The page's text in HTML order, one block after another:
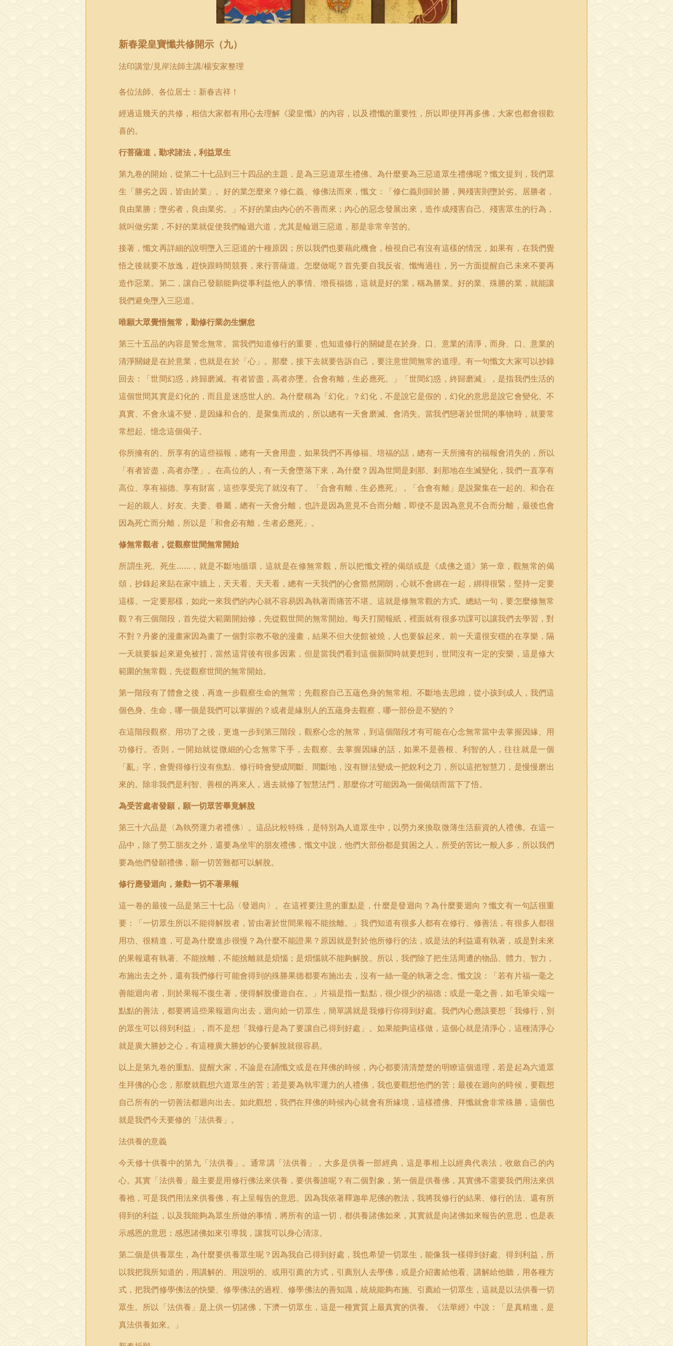
新春梁皇寶懺共修開示（九）
法印講堂/見岸法師主講/楊安家整理
各位法師、各位居士：新春吉祥！
經過這幾天的共修，相信大家都有用心去理解《梁皇懺》的內容，以及禮懺的重要性，所以即使拜再多佛，大家也都會很歡
喜的。
行菩薩道，勤求諸法，利益眾生
第九卷的開始，從第二十七品到三十四品的主題，是為三惡道眾生禮佛。為什麼要為三惡道眾生禮佛呢？懺文提到，我們眾
生「勝劣之因，皆由於業」。好的業怎麼來？修仁義、修佛法而來，懺文：「修仁義則歸於勝，興殘害則墮於劣。居勝者，
良由業勝；墮劣者，良由業劣。」不好的業由內心的不善而來；內心的惡念發展出來，造作成殘害自己、殘害眾生的行為，
就叫做劣業，不好的業就促使我們輪迴六道，尤其是輪迴三惡道，那是非常辛苦的。
接著，懺文再詳細的說明墮入三惡道的十種原因；所以我們也要藉此機會，檢視自己有沒有這樣的情況，如果有，在我們覺
悟之後就要不放逸，趕快跟時間競賽，來行菩薩道。怎麼做呢？首先要自我反省、懺悔過往，另一方面提醒自己未來不要再
造作惡業。第二，讓自己發願能夠從事利益他人的事情、增長福德，這就是好的業，稱為勝業。好的業、殊勝的業，就能讓
我們避免墮入三惡道。
唯願大眾覺悟無常，勤修行業勿生懈怠
第三十五品的內容是警念無常。當我們知道修行的重要，也知道修行的關鍵是在於身、口、意業的清淨，而身、口、意業的
清淨關鍵是在於意業，也就是在於「心」。那麼，接下去就要告訴自己，要注意世間無常的道理。有一句懺文大家可以抄錄
回去：「世間幻惑，終歸磨滅。有者皆盡，高者亦墜。合會有離，生必應死。」「世間幻惑，終歸磨滅」，是指我們生活的
這個世間其實是幻化的，而且是迷惑世人的。為什麼稱為「幻化」？幻化，不是說它是假的，幻化的意思是說它會變化、不
真實、不會永遠不變，是因緣和合的、是聚集而成的，所以總有一天會磨滅、會消失。當我們戀著於世間的事物時，就要常
常想起、憶念這個偈子。
你所擁有的、所享有的這些福報，總有一天會用盡，如果我們不再修福、培福的話，總有一天所擁有的福報會消失的，所以
「有者皆盡，高者亦墜」。在高位的人，有一天會墮落下來，為什麼？因為世間是剎那、剎那地在生滅變化，我們一直享有
高位、享有福德、享有財富，這些享受完了就沒有了。「合會有離，生必應死」，「合會有離」是說聚集在一起的、和合在
一起的親人、好友、夫妻、眷屬，總有一天會分離，也許是因為意見不合而分離，即使不是因為意見不合而分離，最後也會
因為死亡而分離，所以是「和會必有離，生者必應死」。
修無常觀者，從觀察世間無常開始
所謂生死、死生……，就是不斷地循環，這就是在修無常觀，所以把懺文裡的偈頌或是《成佛之道》第一章，觀無常的偈
頌，抄錄起來貼在家中牆上，天天看、天天看，總有一天我們的心會豁然開朗，心就不會綁在一起，綁得很緊，堅持一定要
這樣、一定要那樣，如此一來我們的內心就不容易因為執著而痛苦不堪。這就是修無常觀的方式。總結一句，要怎麼修無常
觀？有三個階段，首先從大範圍開始修，先從觀世間的無常開始。每天打開報紙，裡面就有很多功課可以讓我們去學習，對
不對？丹麥的漫畫家因為畫了一個對宗教不敬的漫畫，結果不但大使館被燒，人也要躲起來。前一天還很安穩的在享樂，隔
一天就要躲起來避免被打，當然這背後有很多因素，但是當我們看到這個新聞時就要想到，世間沒有一定的安樂，這是修大
範圍的無常觀，先從觀察世間的無常開始。
第一階段有了體會之後，再進一步觀察生命的無常；先觀察自己五蘊色身的無常相。不斷地去思維，從小孩到成人，我們這
個色身、生命，哪一個是我們可以掌握的？或者是緣別人的五蘊身去觀察，哪一部份是不變的？
在這階段觀察、用功了之後，更進一步到第三階段，觀察心念的無常，到這個階段才有可能在心念無常當中去掌握因緣、用
功修行。否則，一開始就從微細的心念無常下手，去觀察、去掌握因緣的話，如果不是善根、利智的人，往往就是一個
「亂」字，會覺得修行沒有焦點、修行時會變成間斷、間斷地，沒有辦法變成一把銳利之刀，所以這把智慧刀，是慢慢磨出
來的。除非我們是利智、善根的再來人，過去就修了智慧法門，那麼你才可能因為一個偈頌而當下了悟。
為受苦處者發願，願一切眾苦畢竟解脫
第三十六品是〈為執勞運力者禮佛〉。這品比較特殊，是特別為人道眾生中，以勞力來換取微薄生活薪資的人禮佛。在這一
品中，除了勞工朋友之外，還要為坐牢的朋友禮佛，懺文中說，他們大部份都是貧困之人，所受的苦比一般人多，所以我們
要為他們發願禮佛，願一切苦難都可以解脫。
修行應發迴向，兼勸一切不著果報
這一卷的最後一品是第三十七品〈發迴向〉。在這裡要注意的重點是，什麼是發迴向？為什麼要迴向？懺文有一句話很重
要：「一切眾生所以不能得解脫者，皆由著於世間果報不能捨離。」我們知道有很多人都有在修行、修善法，有很多人都很
用功、很精進，可是為什麼進步很慢？為什麼不能證果？原因就是對於他所修行的法，或是法的利益還有執著，或是對未來
的果報還有執著、不能捨離，不能捨離就是煩惱；是煩惱就不能夠解脫。所以，我們除了把生活周遭的物品、體力、智力，
布施出去之外，還有我們修行可能會得到的殊勝果德都要布施出去，沒有一絲一毫的執著之念。懺文說：「若有片福一毫之
善能迴向者，則於果報不復生著，便得解脫優遊自在。」片福是指一點點，很少很少的福德；或是一毫之善，如毛筆尖端一
點點的善法，都要將這些果報迴向出去，迴向給一切眾生，簡單講就是我修行你得到好處。我們內心應該要想「我修行，別
的眾生可以得到利益」，而不是想「我修行是為了要讓自己得到好處」。如果能夠這樣做，這個心就是清淨心，這種清淨心
就是廣大勝妙之心，有這種廣大勝妙的心要解脫就很容易。
以上是第九卷的重點。提醒大家，不論是在誦懺文或是在拜佛的時候，內心都要清清楚楚的明瞭這個道理，若是起為六道眾
生拜佛的心念，那麼就觀想六道眾生的苦；若是要為執牢運力的人禮佛，我也要觀想他們的苦；最後在迴向的時候，要觀想
自己所有的一切善法都迴向出去。如此觀想，我們在拜佛的時候內心就會有所緣境，這樣禮佛、拜懺就會非常殊勝，這個也
就是我們今天要修的「法供養」。
法供養的意義
今天修十供養中的第九「法供養」。通常講「法供養」，大多是供養一部經典，這是事相上以經典代表法，收斂自己的內
心。其實「法供養」最主要是用修行佛法來供養，要供養誰呢？有二個對象，第一個是供養佛，其實佛不需要我們用法來供
養祂，可是我們用法來供養佛，有上呈報告的意思。因為我依著釋迦牟尼佛的教法，我將我修行的結果、修行的法、還有所
得到的利益，以及我能夠為眾生所做的事情，將所有的這一切，都供養諸佛如來，其實就是向諸佛如來報告的意思，也是表
示感恩的意思；感恩諸佛如來引導我，讓我可以身心清涼。
第二個是供養眾生，為什麼要供養眾生呢？因為我自己得到好處，我也希望一切眾生，能像我一樣得到好處、得到利益，所
以我把我所知道的，用講解的、用說明的、或用引薦的方式，引薦別人去學佛，或是介紹書給他看、講解給他聽，用各種方
式，把我們修學佛法的快樂、修學佛法的過程、修學佛法的善知識，統統能夠布施、引薦給一切眾生，這就是以法供養一切
眾生。所以「法供養」是上供一切諸佛，下濟一切眾生，這是一種實質上最真實的供養。《法華經》中說：「是真精進，是
真法供養如來。」